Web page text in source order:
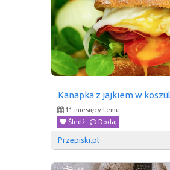
Kanapka z jajkiem w
11 miesięcy temu
Śledź
Dodaj
Przepiski.pl